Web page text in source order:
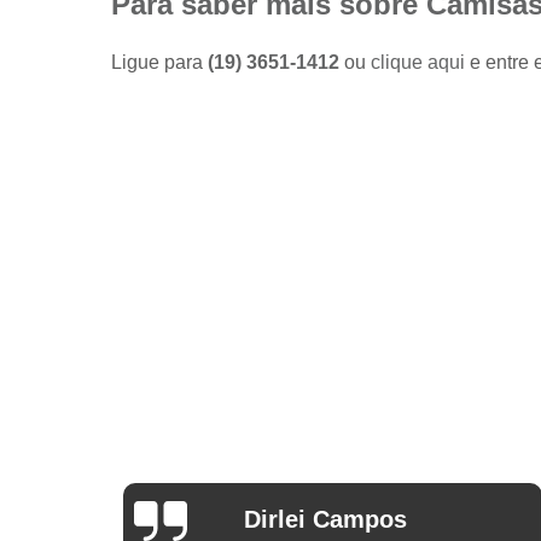
Camisas
masculinas
Ligue para (19) 3651-1412 ou clique aqui e entre
Arthur Mello